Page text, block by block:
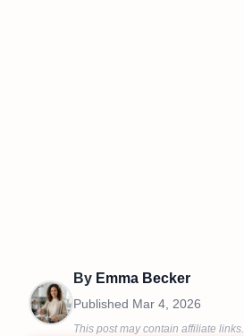
By Emma Becker
Published Mar 4, 2026
This post may contain affiliate links.